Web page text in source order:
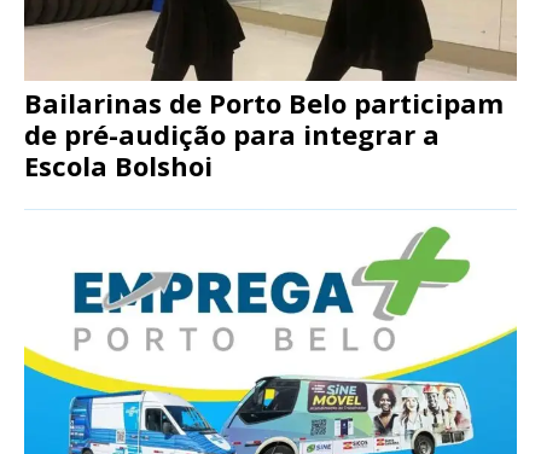
Bailarinas de Porto Belo participam
de pré-audição para integrar a
Escola Bolshoi